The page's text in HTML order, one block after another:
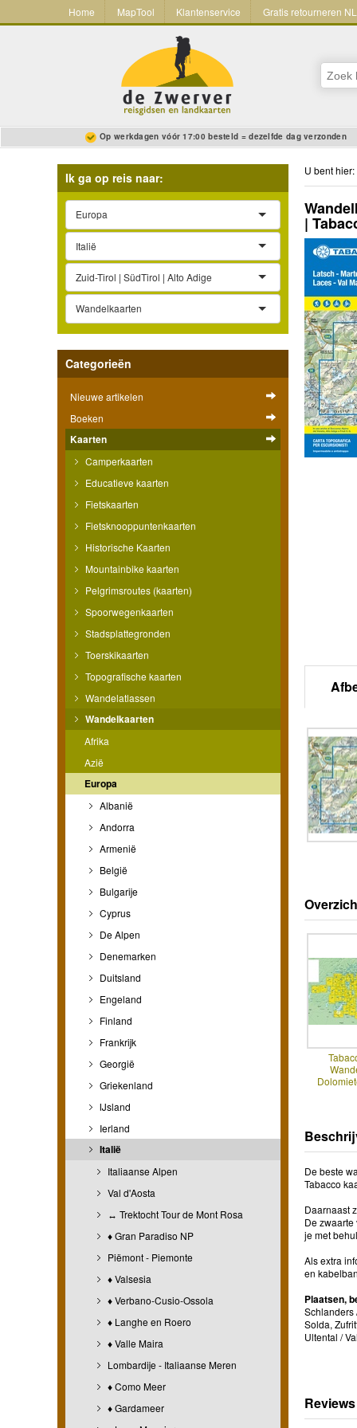
Home MapTool Klantenservice Gratis retourneren
Op werkdagen vóór 17:00 besteld = dezelfde dag verzonden
Ik ga op reis naar:
Europa
Italië
Zuid-Tirol | SüdTirol | Alto Adige
Wandelkaarten
Categorieën
Nieuwe artikelen
Boeken
Kaarten
Camperkaarten
Educatieve kaarten
Fietskaarten
Fietsknooppuntenkaarten
Historische Kaarten
Mountainbike kaarten
Pelgrimsroutes (kaarten)
Spoorwegenkaarten
Stadsplattegronden
Toerskikaarten
Topografische kaarten
Wandelatlassen
Wandelkaarten
Afrika
Azië
Europa
Albanië
Andorra
Armenië
België
Bulgarije
Cyprus
De Alpen
Denemarken
Duitsland
Engeland
Finland
Frankrijk
Georgië
Griekenland
IJsland
Ierland
Italië
Italiaanse Alpen
Val d'Aosta
↔ Trektocht Tour de Mont Rosa
♦ Gran Paradiso NP
Piëmont - Piemonte
♦ Valsesia
♦ Verbano-Cusio-Ossola
♦ Langhe en Roero
♦ Valle Maira
Lombardije - Italiaanse Meren
♦ Como Meer
♦ Gardameer
U bent hier:
|
De beste
Tabacco
Daarnaast
De
je met
Als extra
en
Plaatsen,
Schlanders
Solda,
Ultental /
Reviews